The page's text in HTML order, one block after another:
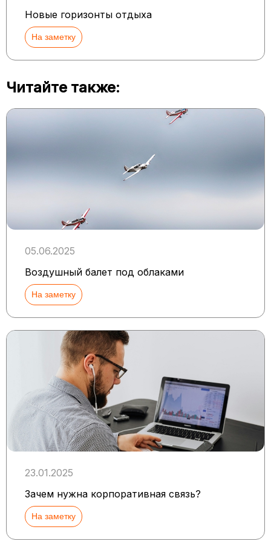
Новые горизонты отдыха
На заметку
Читайте также:
05.06.2025
Воздушный балет под облаками
На заметку
23.01.2025
Зачем нужна корпоративная связь?
На заметку